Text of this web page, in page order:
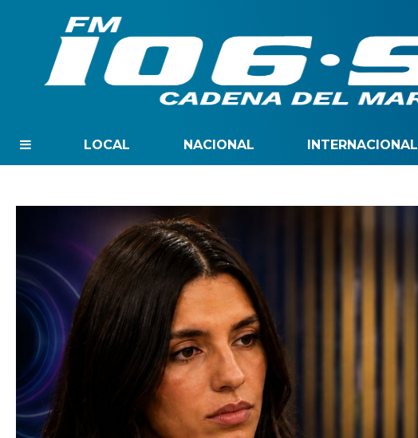
LOCAL NACIONAL INTERNACIONAL